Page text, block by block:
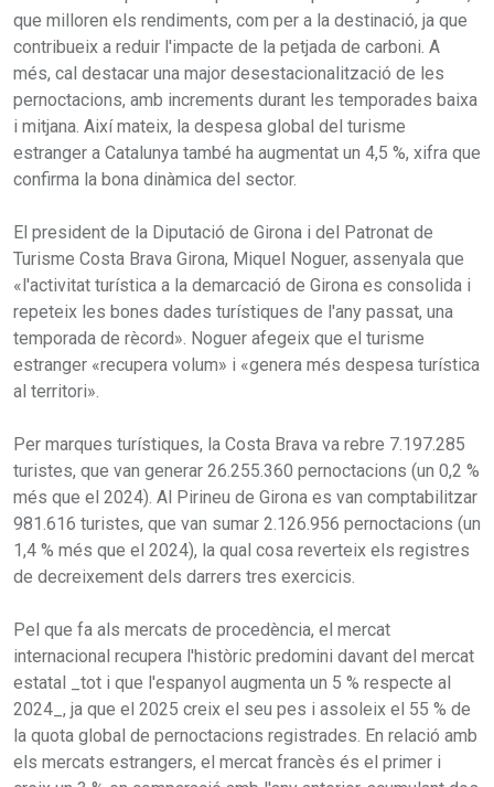
que milloren els rendiments, com per a la destinació, ja que
contribueix a reduir l'impacte de la petjada de carboni. A
més, cal destacar una major desestacionalització de les
pernoctacions, amb increments durant les temporades baixa
i mitjana. Així mateix, la despesa global del turisme
estranger a Catalunya també ha augmentat un 4,5 %, xifra que
confirma la bona dinàmica del sector.
El president de la Diputació de Girona i del Patronat de
Turisme Costa Brava Girona, Miquel Noguer, assenyala que
«l'activitat turística a la demarcació de Girona es consolida i
repeteix les bones dades turístiques de l'any passat, una
temporada de rècord». Noguer afegeix que el turisme
estranger «recupera volum» i «genera més despesa turística
al territori».
Per marques turístiques, la Costa Brava va rebre 7.197.285
turistes, que van generar 26.255.360 pernoctacions (un 0,2 %
més que el 2024). Al Pirineu de Girona es van comptabilitzar
981.616 turistes, que van sumar 2.126.956 pernoctacions (un
1,4 % més que el 2024), la qual cosa reverteix els registres
de decreixement dels darrers tres exercicis.
Pel que fa als mercats de procedència, el mercat
internacional recupera l'històric predomini davant del mercat
estatal _tot i que l'espanyol augmenta un 5 % respecte al
2024_, ja que el 2025 creix el seu pes i assoleix el 55 % de
la quota global de pernoctacions registrades. En relació amb
els mercats estrangers, el mercat francès és el primer i